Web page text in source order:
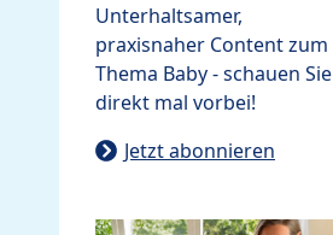
Unterhaltsamer,
praxisnaher Content zum
Thema Baby - schauen Sie
direkt mal vorbei!
Jetzt abonnieren